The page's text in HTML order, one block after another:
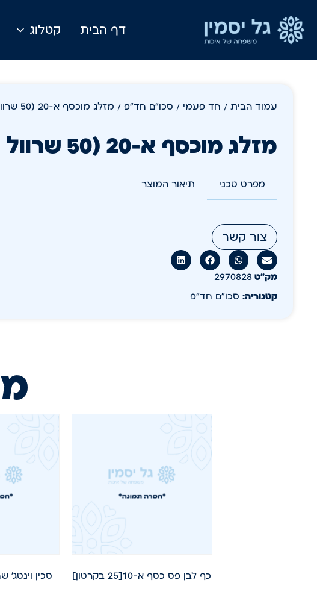
דף הבית קטלוג
עמוד הבית / חד פעמי / סכו"ם חד"פ / מזלג מוכסף א-20 (50 שרוול
מזלג מוכסף א-20 (50 שרוול
מפרט טכני תיאור המוצר
צור קשר
מק״ט 2970828
קטגוריה: סכו"ם חד"פ
כף לבן פס כסף א-10[25 בקרטון] סכין וינטג' שחור